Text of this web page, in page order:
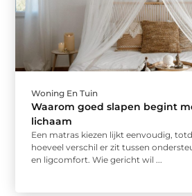
Woning En Tuin
Waarom goed slapen begint
lichaam
Een matras kiezen lijkt eenvoudig,
hoeveel verschil er zit tussen
en ligcomfort. Wie gericht wil ...